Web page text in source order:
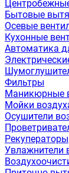
Бытовые
Осевые
Кухонные
Автоматика
Фильтры
Маникюрные
Мойки
Осушители
Рекуператоры
Увлажнители